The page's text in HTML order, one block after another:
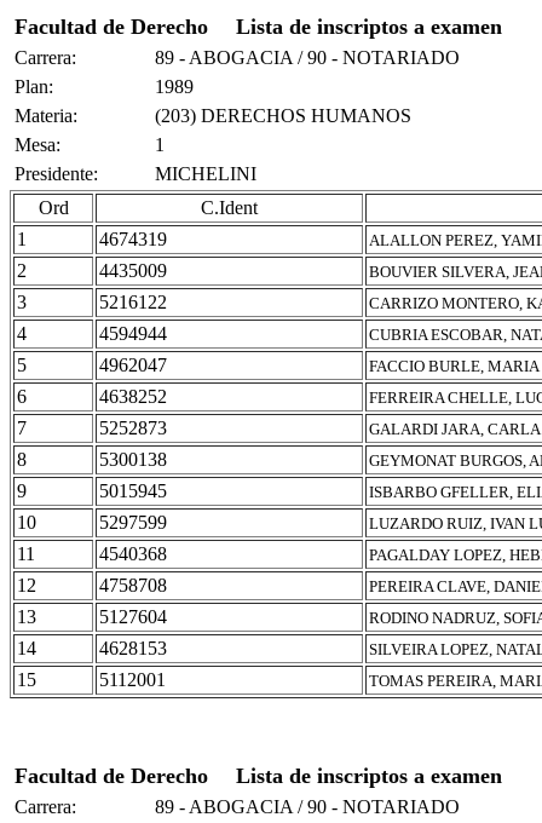
Facultad de Derecho Lista de inscriptos a examen
Carrera:
89 - ABOGACIA / 90 - NOTARIADO
Plan:
1989
Materia:
(203) DERECHOS HUMANOS
Mesa:
1
Presidente:
MICHELINI
Ord
C.Ident
1
4674319 ALALLON PEREZ,
2 4435009 BOUVIER SILVERA,
3 5216122 CARRIZO MONTERO,
4 4594944 CUBRIA ESCOBAR,
5 4962047 FACCIO BURLE,
6 4638252 FERREIRA CHELLE,
7 5252873 GALARDI JARA,
8 5300138 GEYMONAT BURGOS,
9 5015945 ISBARBO GFELLER,
10 5297599 LUZARDO RUIZ, IVAN
11 4540368 PAGALDAY LOPEZ,
12 4758708 PEREIRA CLAVE,
13 5127604 RODINO NADRUZ,
14 4628153 SILVEIRA LOPEZ,
15 5112001 TOMAS PEREIRA,
Facultad de Derecho Lista de inscriptos a examen
Carrera:
89 - ABOGACIA / 90 - NOTARIADO